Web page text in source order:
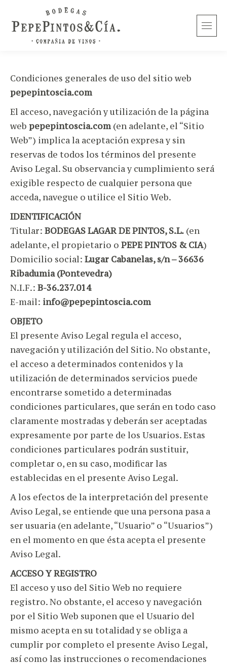
Condiciones generales de uso del sitio web
pepepintoscia.com
El acceso, navegación y utilización de la página
web pepepintoscia.com (en adelante, el “Sitio
Web”) implica la aceptación expresa y sin
reservas de todos los términos del presente
Aviso Legal. Su observancia y cumplimiento será
exigible respecto de cualquier persona que
acceda, navegue o utilice el Sitio Web.
IDENTIFICACIÓN
Titular: BODEGAS LAGAR DE PINTOS, S.L. (en
adelante, el propietario o PEPE PINTOS & CIA)
Domicilio social: Lugar Cabanelas, s/n – 36636
Ribadumia (Pontevedra)
N.I.F.: B-36.237.014
E-mail: info@pepepintoscia.com
OBJETO
El presente Aviso Legal regula el acceso,
navegación y utilización del Sitio. No obstante,
el acceso a determinados contenidos y la
utilización de determinados servicios puede
encontrarse sometido a determinadas
condiciones particulares, que serán en todo caso
claramente mostradas y deberán ser aceptadas
expresamente por parte de los Usuarios. Estas
condiciones particulares podrán sustituir,
completar o, en su caso, modificar las
establecidas en el presente Aviso Legal.
A los efectos de la interpretación del presente
Aviso Legal, se entiende que una persona pasa a
ser usuaria (en adelante, “Usuario” o “Usuarios”)
en el momento en que ésta acepta el presente
Aviso Legal.
ACCESO Y REGISTRO
El acceso y uso del Sitio Web no requiere
registro. No obstante, el acceso y navegación
por el Sitio Web suponen que el Usuario del
mismo acepta en su totalidad y se obliga a
cumplir por completo el presente Aviso Legal,
así como las instrucciones o recomendaciones